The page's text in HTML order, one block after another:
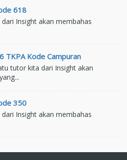
618
Insight akan membahas
TKPA Kode Campuran
tutor kita dari Insight akan
350
Insight akan membahas